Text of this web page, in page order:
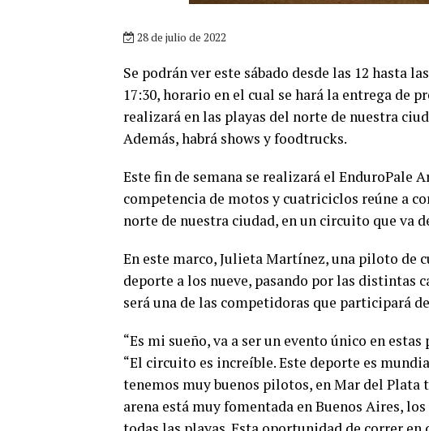
28 de julio de 2022
Se podrán ver este sábado desde las 12 hasta
17:30, horario en el cual se hará la entrega de
realizará en las playas del norte de nuestra
Además, habrá shows y foodtrucks.
Este fin de semana se realizará el EnduroPale
competencia de motos y cuatriciclos reúne a
norte de nuestra ciudad, en un circuito que va
En este marco, Julieta Martínez, una piloto de
deporte a los nueve, pasando por las distintas
será una de las competidoras que participará
“Es mi sueño, va a ser un evento único en
“El circuito es increíble. Este deporte es
tenemos muy buenos pilotos, en Mar del Plata
arena está muy fomentada en Buenos Aires,